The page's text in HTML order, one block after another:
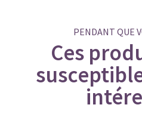
PENDANT QUE
Ces